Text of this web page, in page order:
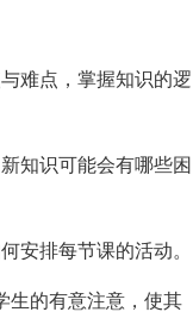
难点，掌握知识的逻
知识可能会有哪些困
安排每节课的活动。
生的有意注意，使其